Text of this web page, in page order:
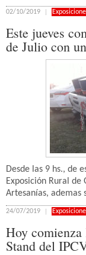
02/10/2019
Este jueves
de Julio con
Desde las 9 hs., de
Exposición Rural
Artesanías, ademas
24/07/2019
Hoy
Stand del